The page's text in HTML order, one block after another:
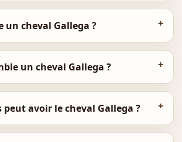
un cheval Gallega ?
un cheval Gallega ?
peut avoir le cheval Gallega ?